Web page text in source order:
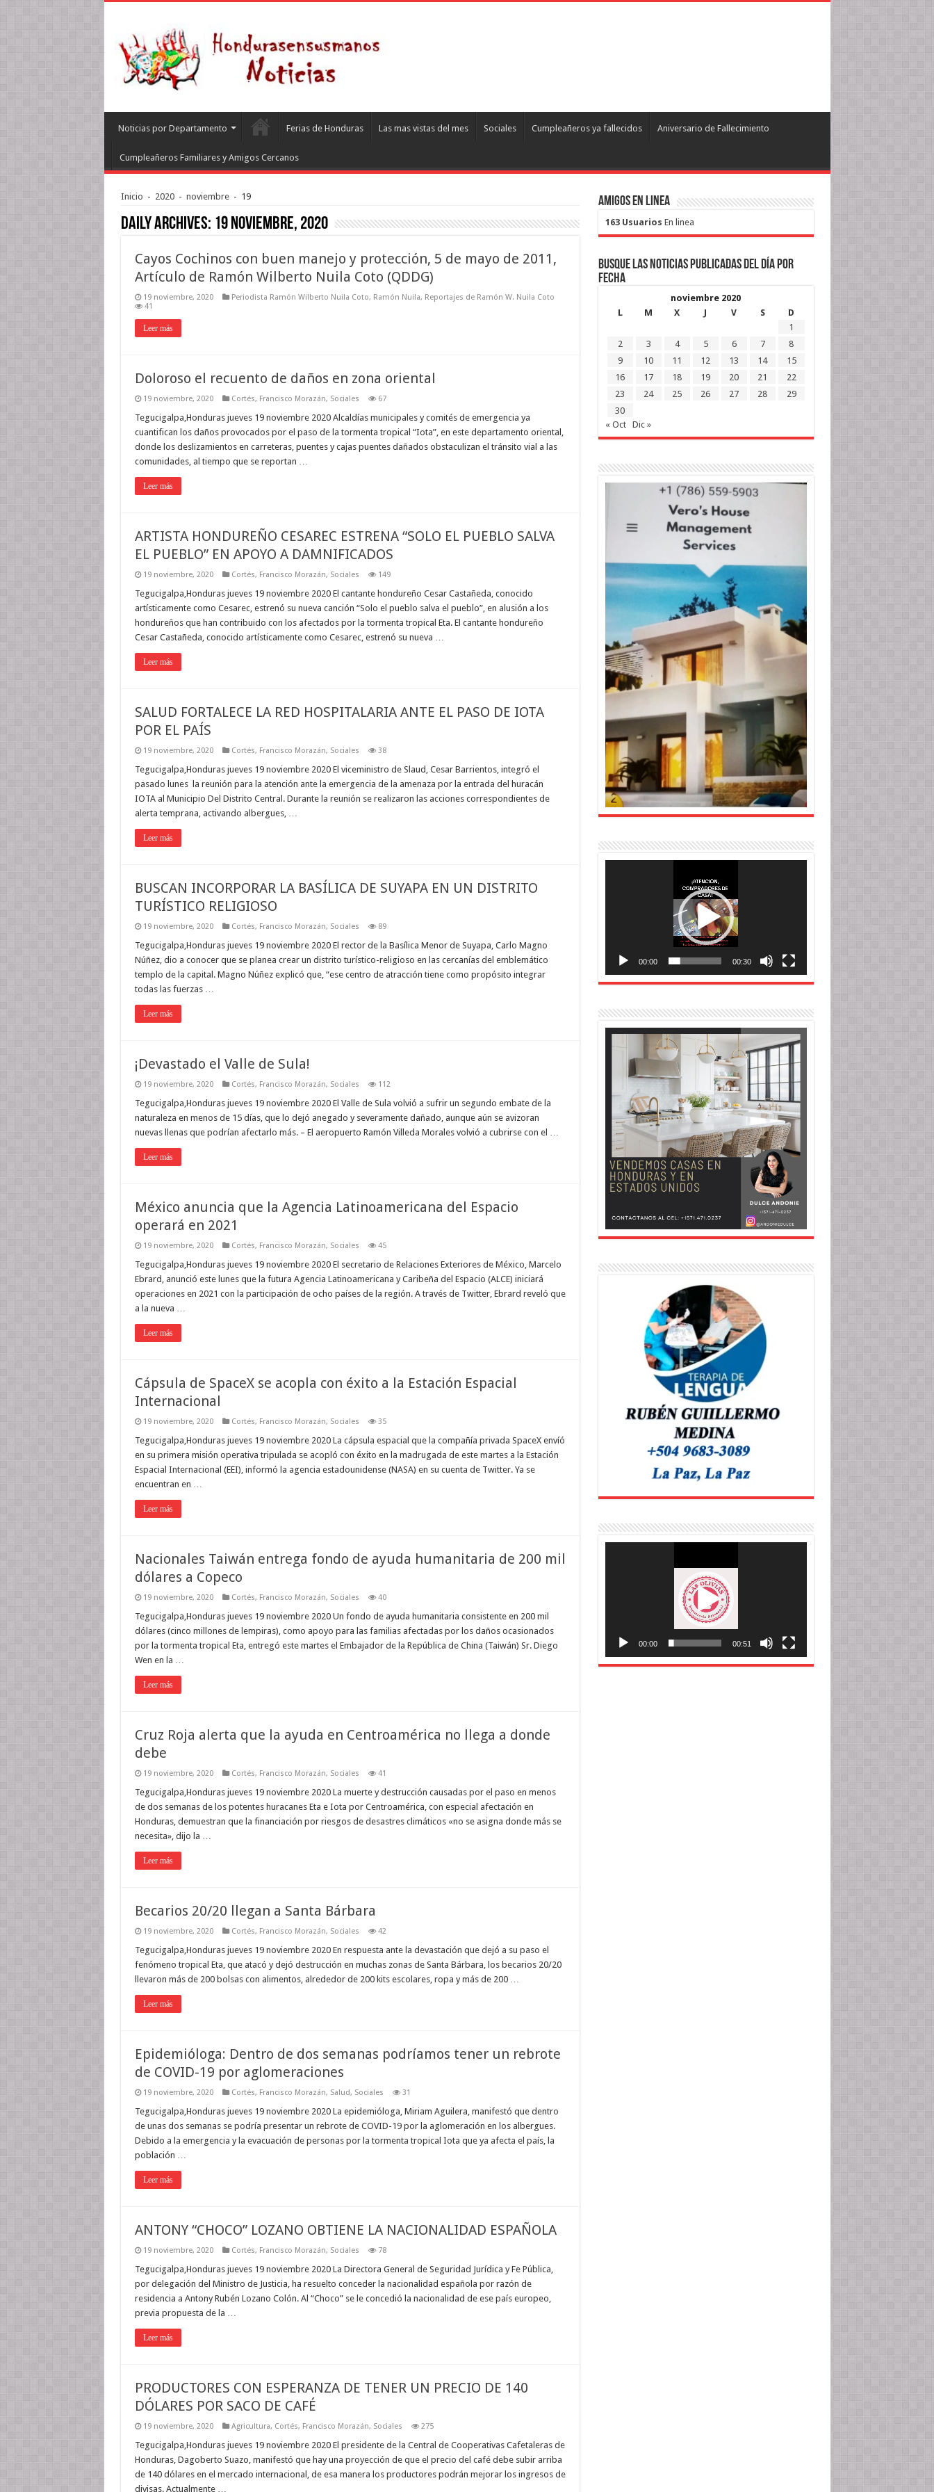
Noticias por Departamento Ferias de Honduras Las mas vistas del mes Sociales Cumpleañeros ya fallecidos Aniversario de Fallecimiento
Cumpleañeros Familiares y Amigos Cercanos
Inicio - 2020 - noviembre - 19
Daily Archives: 19 noviembre, 2020
Cayos Cochinos con buen manejo y protección, 5 de mayo de 2011,
Artículo de Ramón Wilberto Nuila Coto (QDDG)
19 noviembre, 2020 Periodista Ramón Wilberto Nuila Coto, Ramón Nuila, Reportajes de Ramón W. Nuila Coto
41
Leer más
Doloroso el recuento de daños en zona oriental
19 noviembre, 2020 Cortés, Francisco Morazán, Sociales 67
Tegucigalpa,Honduras jueves 19 noviembre 2020 Alcaldías municipales y comités de emergencia ya
cuantifican los daños provocados por el paso de la tormenta tropical “Iota”, en este departamento oriental,
donde los deslizamientos en carreteras, puentes y cajas puentes dañados obstaculizan el tránsito vial a las
comunidades, al tiempo que se reportan …
Leer más
ARTISTA HONDUREÑO CESAREC ESTRENA “SOLO EL PUEBLO SALVA
EL PUEBLO” EN APOYO A DAMNIFICADOS
19 noviembre, 2020 Cortés, Francisco Morazán, Sociales 149
Tegucigalpa,Honduras jueves 19 noviembre 2020 El cantante hondureño Cesar Castañeda, conocido
artísticamente como Cesarec, estrenó su nueva canción “Solo el pueblo salva el pueblo”, en alusión a los
hondureños que han contribuido con los afectados por la tormenta tropical Eta. El cantante hondureño
Cesar Castañeda, conocido artísticamente como Cesarec, estrenó su nueva …
Leer más
SALUD FORTALECE LA RED HOSPITALARIA ANTE EL PASO DE IOTA
POR EL PAÍS
19 noviembre, 2020 Cortés, Francisco Morazán, Sociales 38
Tegucigalpa,Honduras jueves 19 noviembre 2020 El viceministro de Slaud, Cesar Barrientos, integró el
pasado lunes la reunión para la atención ante la emergencia de la amenaza por la entrada del huracán
IOTA al Municipio Del Distrito Central. Durante la reunión se realizaron las acciones correspondientes de
alerta temprana, activando albergues, …
Leer más
BUSCAN INCORPORAR LA BASÍLICA DE SUYAPA EN UN DISTRITO
TURÍSTICO RELIGIOSO
19 noviembre, 2020 Cortés, Francisco Morazán, Sociales 89
Tegucigalpa,Honduras jueves 19 noviembre 2020 El rector de la Basílica Menor de Suyapa, Carlo Magno
Núñez, dio a conocer que se planea crear un distrito turístico-religioso en las cercanías del emblemático
templo de la capital. Magno Núñez explicó que, “ese centro de atracción tiene como propósito integrar
todas las fuerzas …
Leer más
¡Devastado el Valle de Sula!
19 noviembre, 2020 Cortés, Francisco Morazán, Sociales 112
Tegucigalpa,Honduras jueves 19 noviembre 2020 El Valle de Sula volvió a sufrir un segundo embate de la
naturaleza en menos de 15 días, que lo dejó anegado y severamente dañado, aunque aún se avizoran
nuevas llenas que podrían afectarlo más. – El aeropuerto Ramón Villeda Morales volvió a cubrirse con el …
Leer más
México anuncia que la Agencia Latinoamericana del Espacio
operará en 2021
19 noviembre, 2020 Cortés, Francisco Morazán, Sociales 45
Tegucigalpa,Honduras jueves 19 noviembre 2020 El secretario de Relaciones Exteriores de México, Marcelo
Ebrard, anunció este lunes que la futura Agencia Latinoamericana y Caribeña del Espacio (ALCE) iniciará
operaciones en 2021 con la participación de ocho países de la región. A través de Twitter, Ebrard reveló que
a la nueva …
Leer más
Cápsula de SpaceX se acopla con éxito a la Estación Espacial
Internacional
19 noviembre, 2020 Cortés, Francisco Morazán, Sociales 35
Tegucigalpa,Honduras jueves 19 noviembre 2020 La cápsula espacial que la compañía privada SpaceX envíó
en su primera misión operativa tripulada se acopló con éxito en la madrugada de este martes a la Estación
Espacial Internacional (EEI), informó la agencia estadounidense (NASA) en su cuenta de Twitter. Ya se
encuentran en …
Leer más
Nacionales Taiwán entrega fondo de ayuda humanitaria de 200 mil
dólares a Copeco
19 noviembre, 2020 Cortés, Francisco Morazán, Sociales 40
Tegucigalpa,Honduras jueves 19 noviembre 2020 Un fondo de ayuda humanitaria consistente en 200 mil
dólares (cinco millones de lempiras), como apoyo para las familias afectadas por los daños ocasionados
por la tormenta tropical Eta, entregó este martes el Embajador de la República de China (Taiwán) Sr. Diego
Wen en la …
Leer más
Cruz Roja alerta que la ayuda en Centroamérica no llega a donde
debe
19 noviembre, 2020 Cortés, Francisco Morazán, Sociales 41
Tegucigalpa,Honduras jueves 19 noviembre 2020 La muerte y destrucción causadas por el paso en menos
de dos semanas de los potentes huracanes Eta e Iota por Centroamérica, con especial afectación en
Honduras, demuestran que la financiación por riesgos de desastres climáticos «no se asigna donde más se
necesita», dijo la …
Leer más
Becarios 20/20 llegan a Santa Bárbara
19 noviembre, 2020 Cortés, Francisco Morazán, Sociales 42
Tegucigalpa,Honduras jueves 19 noviembre 2020 En respuesta ante la devastación que dejó a su paso el
fenómeno tropical Eta, que atacó y dejó destrucción en muchas zonas de Santa Bárbara, los becarios 20/20
llevaron más de 200 bolsas con alimentos, alrededor de 200 kits escolares, ropa y más de 200 …
Leer más
Epidemióloga: Dentro de dos semanas podríamos tener un rebrote
de COVID-19 por aglomeraciones
19 noviembre, 2020 Cortés, Francisco Morazán, Salud, Sociales 31
Tegucigalpa,Honduras jueves 19 noviembre 2020 La epidemióloga, Miriam Aguilera, manifestó que dentro
de unas dos semanas se podría presentar un rebrote de COVID-19 por la aglomeración en los albergues.
Debido a la emergencia y la evacuación de personas por la tormenta tropical Iota que ya afecta el país, la
población …
Leer más
ANTONY “CHOCO” LOZANO OBTIENE LA NACIONALIDAD ESPAÑOLA
19 noviembre, 2020 Cortés, Francisco Morazán, Sociales 78
Tegucigalpa,Honduras jueves 19 noviembre 2020 La Directora General de Seguridad Jurídica y Fe Pública,
por delegación del Ministro de Justicia, ha resuelto conceder la nacionalidad española por razón de
residencia a Antony Rubén Lozano Colón. Al “Choco” se le concedió la nacionalidad de ese país europeo,
previa propuesta de la …
Leer más
PRODUCTORES CON ESPERANZA DE TENER UN PRECIO DE 140
DÓLARES POR SACO DE CAFÉ
19 noviembre, 2020 Agricultura, Cortés, Francisco Morazán, Sociales 275
Tegucigalpa,Honduras jueves 19 noviembre 2020 El presidente de la Central de Cooperativas Cafetaleras de
Honduras, Dagoberto Suazo, manifestó que hay una proyección de que el precio del café debe subir arriba
de 140 dólares en el mercado internacional, de esa manera los productores podrán mejorar los ingresos de
divisas. Actualmente …
Amigos en Linea
163 Usuarios En linea
Busque las noticias publicadas del día por
fecha
noviembre 2020
L
M X J V S
D
1
2
3 4 5 6 7
8
9
10 11 12 13 14
15
16
17 18 19 20 21
22
23
24 25 26 27 28
29
30
« Oct
Dic »
00:00 00:30
00:00 00:51